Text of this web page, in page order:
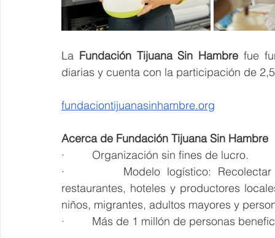
La Fundación Tijuana Sin Hambre fue
diarias y cuenta con la participación de
fundaciontijuanasinhambre.org
Acerca de Fundación Tijuana Sin Hambre
·         Organización sin fines de lucro.
·         Modelo logístico:
restaurantes, hoteles y productores
niños, migrantes, adultos mayores y
·         Más de 1 millón de personas